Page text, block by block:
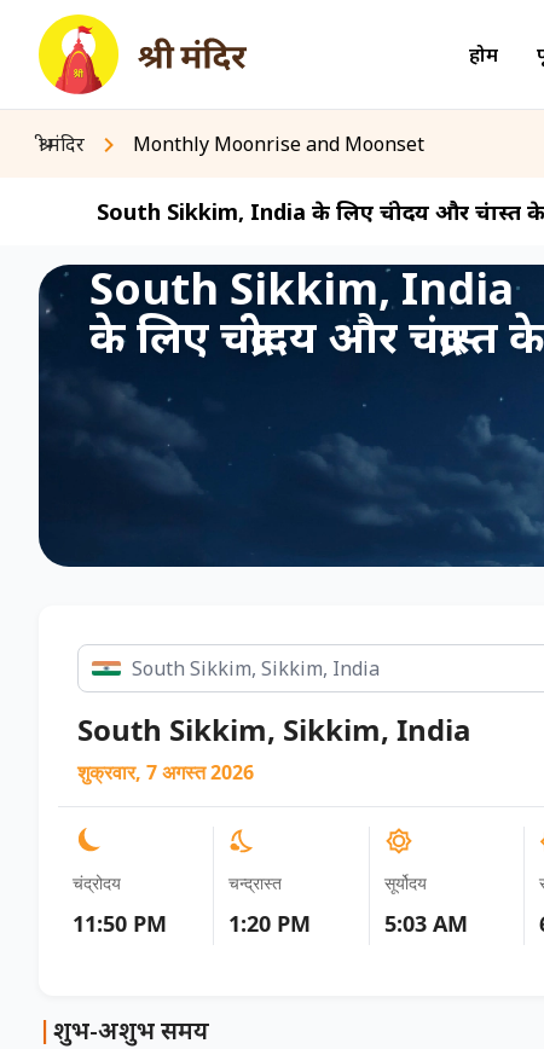
होम
श्री मंदिर Monthly Moonrise and Moonset
South Sikkim, India के लिए चंद्रोदय और चंद्रास्त
South Sikkim, India
के लिए चंद्रोदय और
South Sikkim, Sikkim, India
शुक्रवार, 7 अगस्त 2026
चंद्रोदय
11:50 PM
चन्द्रास्त
1:20 PM
सूर्योदय
5:03 AM
|शुभ-अशुभ समय